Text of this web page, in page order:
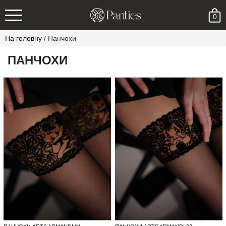
0
На головну / Панчохи
ПАНЧОХИ